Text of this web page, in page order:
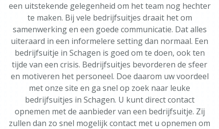
een uitstekende gelegenheid om het team nog hechter
te maken. Bij vele bedrijfsuitjes draait het om
samenwerking en een goede communicatie. Dat alles
uiteraard in een informelere setting dan normaal. Een
bedrijfsuitje in Schagen is goed om te doen, ook ten
tijde van een crisis. Bedrijfsuitjes bevorderen de sfeer
en motiveren het personeel. Doe daarom uw voordeel
met onze site en ga snel op zoek naar leuke
bedrijfsuitjes in Schagen. U kunt direct contact
opnemen met de aanbieder van een bedrijfsuitje. Zij
zullen dan zo snel mogelijk contact met u opnemen om